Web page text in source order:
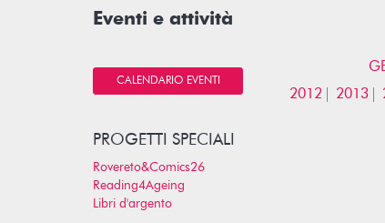
2012
2013
Eventi e attività
CALENDARIO EVENTI
PROGETTI SPECIALI
Rovereto&Comics26
Reading4Ageing
Libri d'argento